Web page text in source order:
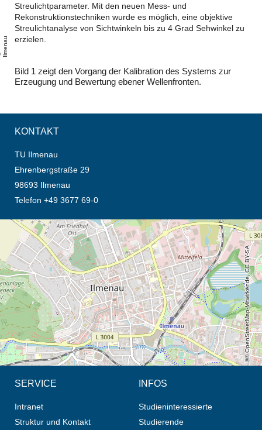
Streulichtparameter. Mit den neuen Mess- und
Rekonstruktionstechniken wurde es möglich, eine objektive
Streulichtanalyse von Sichtwinkeln bis zu 4 Grad Sehwinkel zu
erzielen.
u
Bild 1 zeigt den Vorgang der Kalibration des Systems zur
Erzeugung und Bewertung ebener Wellenfronten.
KONTAKT
TU Ilmenau
Ehrenbergstraße 29
98693 Ilmenau
Telefon +49 3677 69-0
Öffnet die Anfahrtsbeschreibung in neuem Tab (Karte)
© OpenStreetMap-Mitwirkende, CC BY-SA
SERVICE
Intranet
Struktur und Kontakt
INFOS
Studieninteressierte
Studierende